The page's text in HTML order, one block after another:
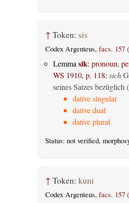
↑ Token: sis
Codex Argenteus, facs. 157
Lemmasik: pronoun,
WS 1910, p. 118: sich
seines Satzes bezüglich (
dative singular
dative dual
dative plural
Status: not verified,
↑ Token: kuni
Codex Argenteus, facs. 157